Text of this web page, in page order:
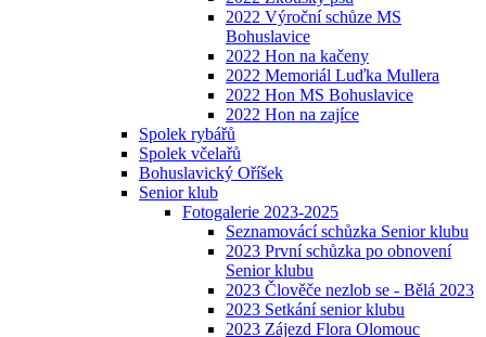
2022 Výroční schůze MS
Bohuslavice
2022 Hon na kačeny
2022 Memoriál Luďka Mullera
2022 Hon MS Bohuslavice
2022 Hon na zajíce
Spolek rybářů
Spolek včelařů
Bohuslavický Oříšek
Senior klub
Fotogalerie 2023-2025
Seznamovácí schůzka Senior klubu
2023 První schůzka po obnovení
Senior klubu
2023 Člověče nezlob se - Bělá 2023
2023 Setkání senior klubu
2023 Zájezd Flora Olomouc